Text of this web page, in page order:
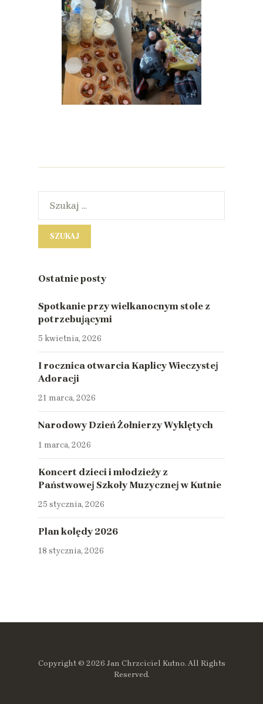
Ostatnie posty
Spotkanie przy wielkanocnym stole z
potrzebującymi
5 kwietnia, 2026
I rocznica otwarcia Kaplicy Wieczystej
Adoracji
21 marca, 2026
Narodowy Dzień Żołnierzy Wyklętych
1 marca, 2026
Koncert dzieci i młodzieży z
Państwowej Szkoły Muzycznej w Kutnie
25 stycznia, 2026
Plan kolędy 2026
18 stycznia, 2026
Copyright © 2026 Jan Chrzciciel Kutno. All Rights
Reserved.